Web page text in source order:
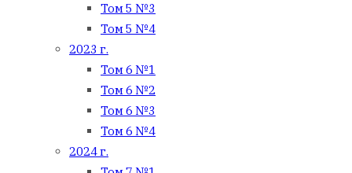
Том 5 №3
Том 5 №4
2023 г.
Том 6 №1
Том 6 №2
Том 6 №3
Том 6 №4
2024 г.